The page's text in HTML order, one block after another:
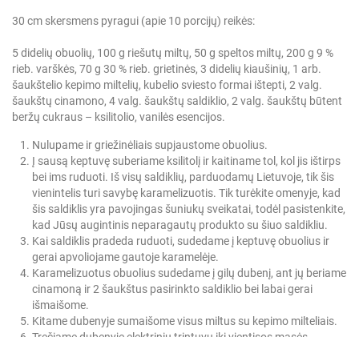
30 cm skersmens pyragui (apie 10 porcijų) reikės:
5 didelių obuolių, 100 g riešutų miltų, 50 g speltos miltų, 200 g 9 %
rieb. varškės, 70 g 30 % rieb. grietinės, 3 didelių kiaušinių, 1 arb.
šaukštelio kepimo miltelių, kubelio sviesto formai ištepti, 2 valg.
šaukštų cinamono, 4 valg. šaukštų saldiklio, 2 valg. šaukštų būtent
beržų cukraus – ksilitolio, vanilės esencijos.
Nulupame ir griežinėliais supjaustome obuolius.
Į sausą keptuvę suberiame ksilitolį ir kaitiname tol, kol jis ištirps
bei ims ruduoti. Iš visų saldiklių, parduodamų Lietuvoje, tik šis
vienintelis turi savybę karamelizuotis. Tik turėkite omenyje, kad
šis saldiklis yra pavojingas šuniukų sveikatai, todėl pasistenkite,
kad Jūsų augintinis neparagautų produkto su šiuo saldikliu.
Kai saldiklis pradeda ruduoti, sudedame į keptuvę obuolius ir
gerai apvoliojame gautoje karamelėje.
Karamelizuotus obuolius sudedame į gilų dubenį, ant jų beriame
cinamoną ir 2 šaukštus pasirinkto saldiklio bei labai gerai
išmaišome.
Kitame dubenyje sumaišome visus miltus su kepimo milteliais.